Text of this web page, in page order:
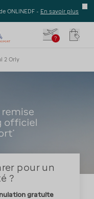
ONLINEDF - En savoir plus
?
2 Orly
pour un
?
gratuite